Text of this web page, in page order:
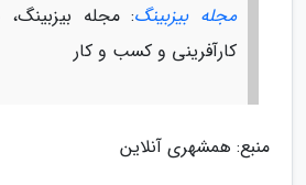
مجله بیزبینگ: مجله
کارآفرینی و کسب و کار
منبع: همشهری آنلاین